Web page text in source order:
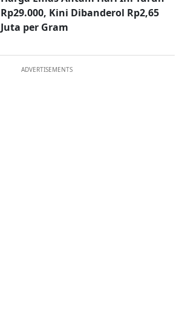
Rp29.000, Kini Dibanderol Rp2,65
Juta per Gram
ADVERTISEMENTS